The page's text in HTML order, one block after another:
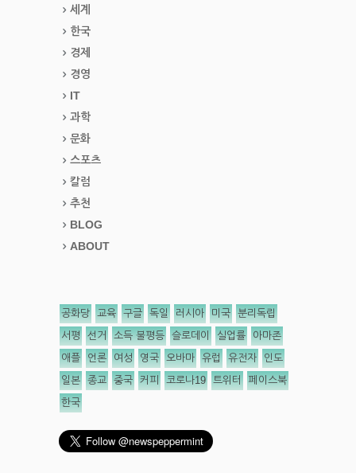
세계
한국
경제
경영
IT
과학
문화
스포츠
칼럼
추천
BLOG
ABOUT
공화당 교육 구글 독일 러시아 미국 분리독립
서평 선거 소득 불평등 슬로데이 실업률 아마존
애플 언론 여성 영국 오바마 유럽 유전자 인도
일본 종교 중국 커피 코로나19 트위터 페이스북
한국